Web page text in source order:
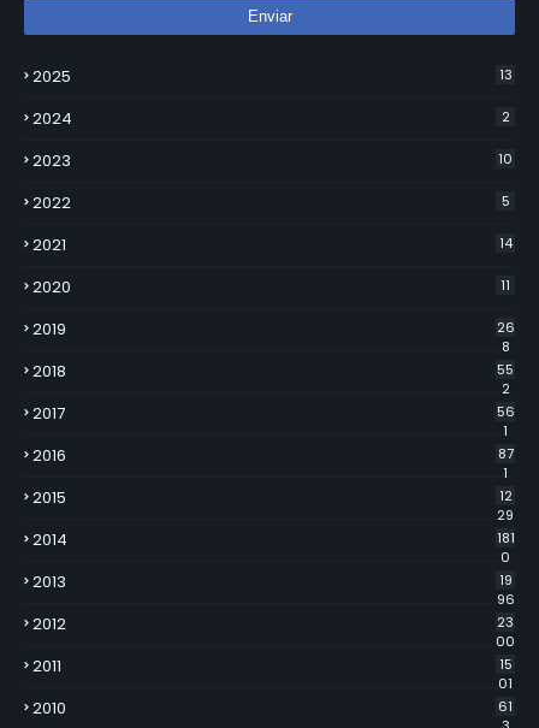
2025 13
2024 2
2023 10
2022 5
2021 14
2020 11
2019
26
8
2018
55
2
2017
56
1
2016
87
1
2015
12
29
2014
181
0
2013
19
96
2012
23
00
2011
15
01
2010
61